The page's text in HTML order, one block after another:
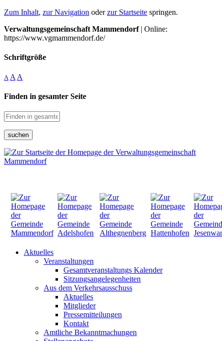
Zum Inhalt, zur Navigation oderzur Startseite springen.
Verwaltungsgemeinschaft Mammendorf| Online:
https://www.vgmammendorf.de/
Schriftgröße
A A A
Finden in gesamter Seite
suchen
Aktuelles
Veranstaltungen
Gesamtveranstaltungs Kalender
Sitzungsangelegenheiten
Aus dem Verkehrsausschuss
Aktuelles
Mitglieder
Pressemitteilungen
Kontakt
Amtliche Bekanntmachungen